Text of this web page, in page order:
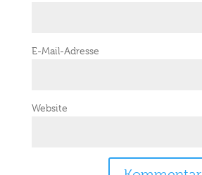
E-Mail-Adresse
Website